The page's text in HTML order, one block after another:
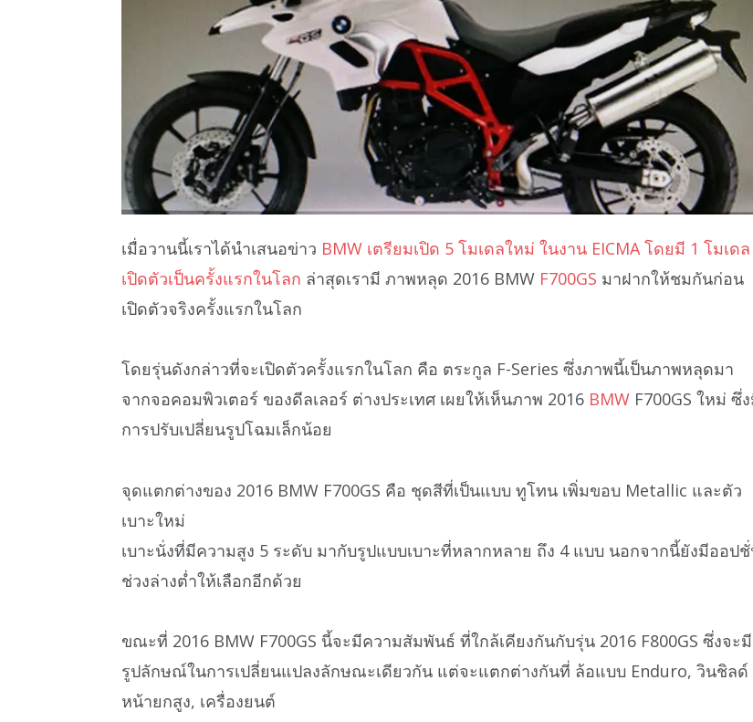
เมื่อวานนี้เราได้นำเสนอข่าว BMW เตรียมเปิด 5 โมเดลใหม่ ในงาน EICMA โดยมี 1 โมเดล
เปิดตัวเป็นครั้งแรกในโลก ล่าสุดเรามี ภาพหลุด 2016 BMW F700GS มาฝากให้ชมกันก่อน
เปิดตัวจริงครั้งแรกในโลก
โดยรุ่นดังกล่าวที่จะเปิดตัวครั้งแรกในโลก คือ ตระกูล F-Series ซึ่งภาพนี้เป็นภาพหลุดมา
จากจอคอมพิวเตอร์ ของดีลเลอร์ ต่างประเทศ เผยให้เห็นภาพ 2016 BMW F700GS ใหม่ ซึ่
การปรับเปลี่ยนรูปโฉมเล็กน้อย
จุดแตกต่างของ 2016 BMW F700GS คือ ชุดสีที่เป็นแบบ ทูโทน เพิ่มขอบ Metallic และตัว
เบาะใหม่
เบาะนั่งที่มีความสูง 5 ระดับ มากับรูปแบบเบาะที่หลากหลาย ถึง 4 แบบ นอกจากนี้ยังมีออป
ช่วงล่างต่ำให้เลือกอีกด้วย
ขณะที่ 2016 BMW F700GS นี้จะมีความสัมพันธ์ ที่ใกล้เคียงกันกับรุ่น 2016 F800GS ซึ่งจะมี
รูปลักษณ์ในการเปลี่ยนแปลงลักษณะเดียวกัน แต่จะแตกต่างกันที่ ล้อแบบ Enduro, วินชิลด์
หน้ายกสูง, เครื่องยนต์